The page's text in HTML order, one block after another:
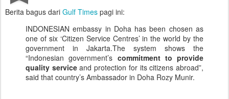
Berita bagus dari Gulf Times pagi ini:
INDONESIAN embassy in Doha has been chosen as
one of six ‘Citizen Service Centres’ in the world by the
government in Jakarta.The system shows the
“Indonesian government’s commitment to provide
quality serviceand protection for its citizens abroad”,
said that country’s Ambassador in Doha Rozy Munir.